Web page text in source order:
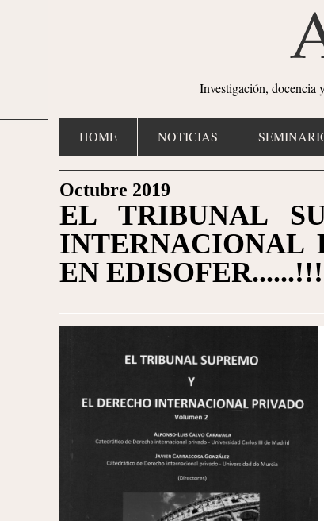
Investigación,
HOME NOTICIAS
Octubre 2019
EL TRIBUNAL
INTERNACIONAL
EN EDISOFER......!!!